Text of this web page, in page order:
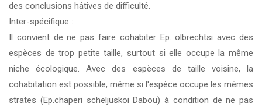
des conclusions hâtives de difficulté.
Inter-spécifique :
Il convient de ne pas faire cohabiter Ep. olbrechtsi avec des
espèces de trop petite taille, surtout si elle occupe la même
niche écologique. Avec des espèces de taille voisine, la
cohabitation est possible, même si l'espèce occupe les mêmes
strates (Ep.chaperi scheljuskoi Dabou) à condition de ne pas